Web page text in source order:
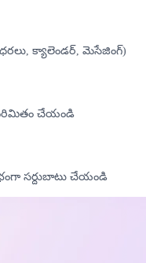
క్యాలెండర్, మెసేజింగ్)
పరిమితం చేయండి
సర్దుబాటు చేయండి